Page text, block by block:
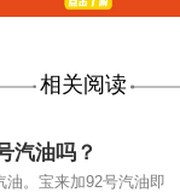
相关阅读
汽油吗？
油。宝来加92号汽油即